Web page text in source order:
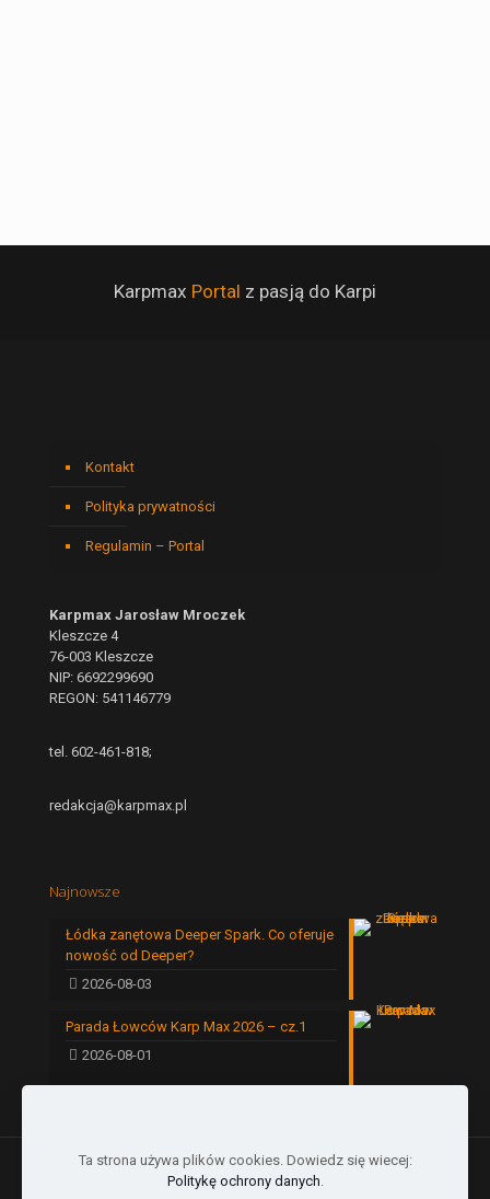
Karpmax Portal z pasją do Karpi
Kontakt
Polityka prywatności
Regulamin – Portal
Karpmax Jarosław Mroczek
Kleszcze 4
76-003 Kleszcze
NIP: 6692299690
REGON: 541146779
tel. 602-461-818;
redakcja@karpmax.pl
Najnowsze
Łódka zanętowa Deeper Spark. Co oferuje
nowość od Deeper?
2026-08-03
Parada Łowców Karp Max 2026 – cz.1
2026-08-01
Ta strona używa plików cookies. Dowiedz się wiecej:
Politykę ochrony danych.